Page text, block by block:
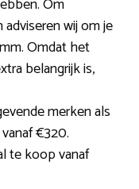
Om
wij om je
Omdat het
belangrijk is,
merken als
€320.
te koop vanaf